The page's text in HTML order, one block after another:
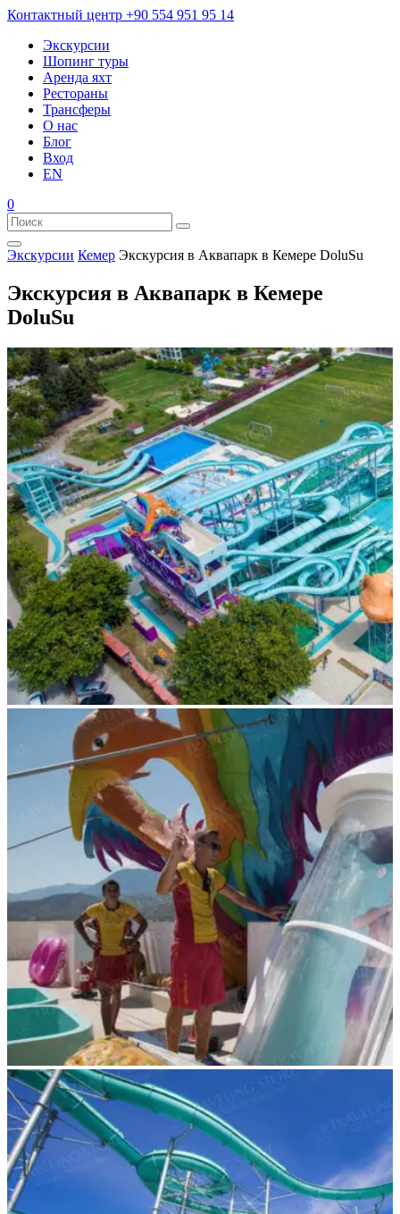
Контактный центр +90 554 951 95 14
Экскурсии
Шопинг туры
Аренда яхт
Рестораны
Трансферы
О нас
Блог
Вход
EN
0
Экскурсии Кемер Экскурсия в Аквапарк в Кемере DoluSu
Экскурсия в Аквапарк в Кемере
DoluSu